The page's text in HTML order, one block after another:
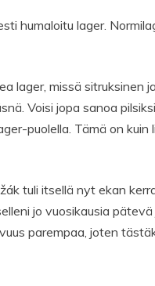
humaloitu lager.
lager, missä sitruksinen
Voisi jopa sanoa
puolella. Tämä on
tuli itsellä nyt ekan
jo vuosikausia
parempaa, joten